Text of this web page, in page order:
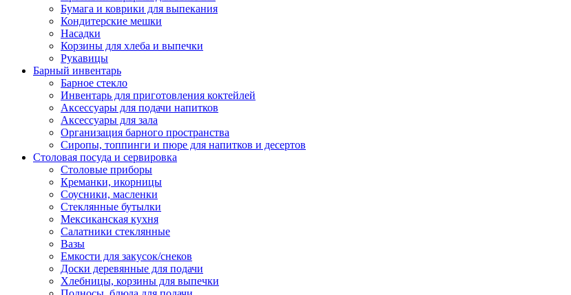
Бумага и коврики для выпекания
Кондитерские мешки
Насадки
Корзины для хлеба и выпечки
Рукавицы
Барный инвентарь
Барное стекло
Инвентарь для приготовления коктейлей
Аксессуары для подачи напитков
Аксессуары для зала
Организация барного пространства
Сиропы, топпинги и пюре для напитков и десертов
Столовая посуда и сервировка
Столовые приборы
Креманки, икорницы
Соусники, масленки
Стеклянные бутылки
Мексиканская кухня
Салатники стеклянные
Вазы
Емкости для закусок/снеков
Доски деревянные для подачи
Хлебницы, корзины для выпечки